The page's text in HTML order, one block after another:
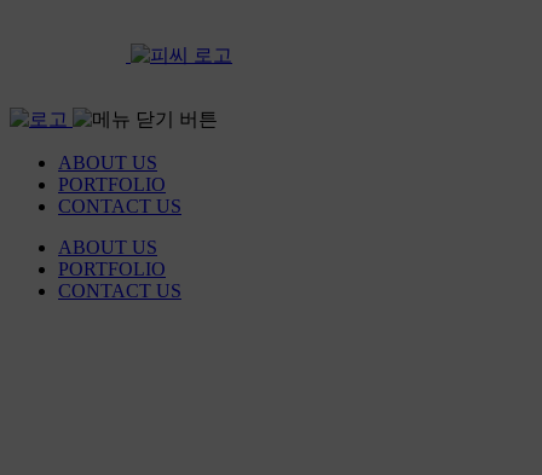
ABOUT US
PORTFOLIO
CONTACT US
ABOUT US
PORTFOLIO
CONTACT US